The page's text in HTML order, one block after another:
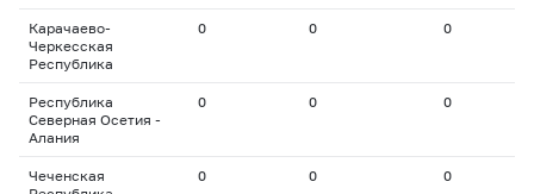
Карачаево-
Черкесская
Республика
0 0 0
Республика
Северная Осетия -
Алания
0 0 0
Чеченская
0 0 0